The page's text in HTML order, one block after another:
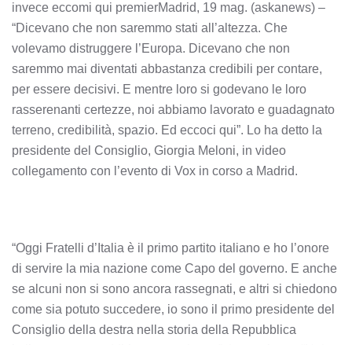
invece eccomi qui premierMadrid, 19 mag. (askanews) –
“Dicevano che non saremmo stati all’altezza. Che
volevamo distruggere l’Europa. Dicevano che non
saremmo mai diventati abbastanza credibili per contare,
per essere decisivi. E mentre loro si godevano le loro
rasserenanti certezze, noi abbiamo lavorato e guadagnato
terreno, credibilità, spazio. Ed eccoci qui”. Lo ha detto la
presidente del Consiglio, Giorgia Meloni, in video
collegamento con l’evento di Vox in corso a Madrid.
“Oggi Fratelli d’Italia è il primo partito italiano e ho l’onore
di servire la mia nazione come Capo del governo. E anche
se alcuni non si sono ancora rassegnati, e altri si chiedono
come sia potuto succedere, io sono il primo presidente del
Consiglio della destra nella storia della Repubblica